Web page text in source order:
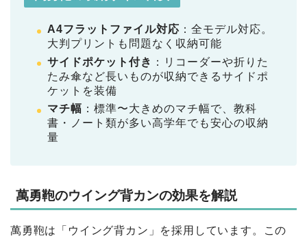
A4フラットファイル対応 ：全モデル対応。
大判プリントも問題なく収納可能
サイドポケット付き ：リコーダーや折りた
たみ傘など長いものが収納できるサイドポ
ケットを装備
マチ幅 ：標準〜大きめのマチ幅で、教科
書・ノート類が多い高学年でも安心の収納
量
萬勇鞄のウイング背カンの効果を解説
萬勇鞄は「ウイング背カン」を採用しています。この